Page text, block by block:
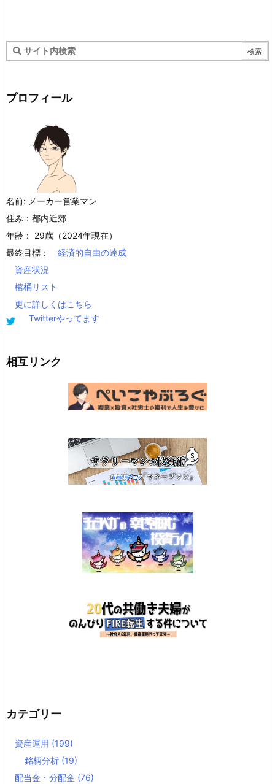
プロフィール
名前: メーカー営業マン
住み：都内近郊
年齢： 29歳（2024年現在）
最終目標：
経済的自由の達成
資産状況
棺桶リスト
更に詳しくはこちら
Twitterやってます
相互リンク
カテゴリー
資産運用 (199)
銘柄分析 (19)
配当金・分配金 (76)